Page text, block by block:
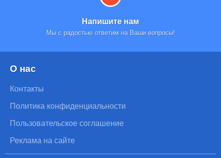
Напишите нам
Мы с радостью ответим на Ваши вопросы!
О нас
Контакты
Политика конфиденциальности
Пользовательское соглашение
Реклама на сайте